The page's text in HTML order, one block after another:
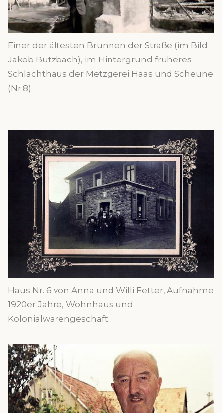
Einer der ältesten Brunnen der Straße (im Bild
Jakob Butzbach), im Hintergrund früheres
Schlachthaus der Metzgerei Haas und Scheune
(Nr.8).
Haus Nr. 6 von Anna und Willi Fetter, Aufnahme
1920er Jahre, Wohnhaus und
Kolonialwarengeschäft.